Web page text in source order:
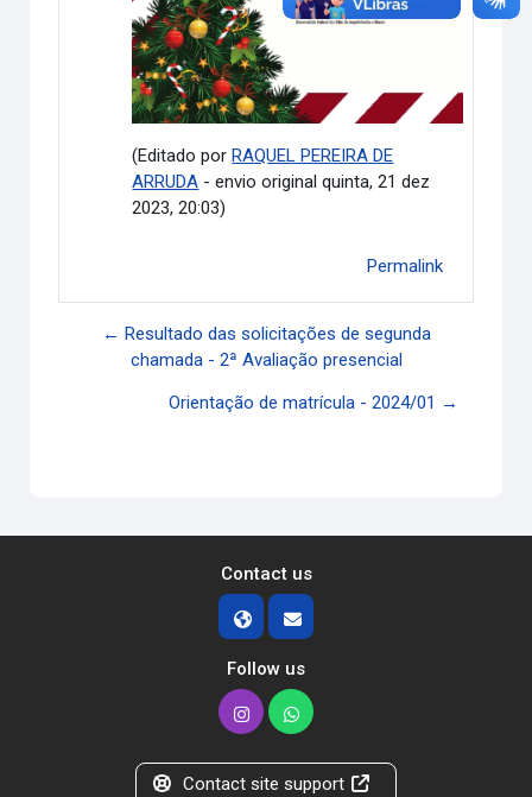
(Editado porRAQUEL PEREIRA DE
ARRUDA - envio original quinta, 21 dez
2023, 20:03)
Permalink
← Resultado das solicitações de segunda
chamada - 2ª Avaliação presencial
Orientação de matrícula - 2024/01 →
Contact us
Follow us
Contact site support